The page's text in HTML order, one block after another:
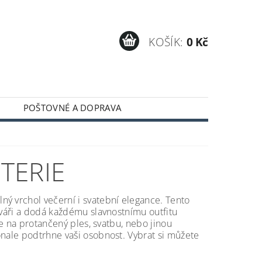
KOŠÍK: 0 Kč
POŠTOVNÉ A DOPRAVA
vrchol večerní i svatební elegance. Tento
a dodá každému slavnostnímu outfitu
na protančený ples, svatbu, nebo jinou
podtrhne vaši osobnost. Vybrat si můžete